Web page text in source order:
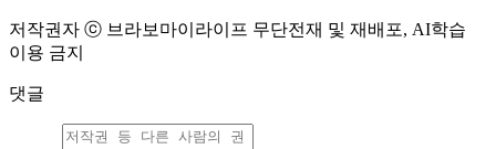
저작권자 ⓒ 브라보마이라이프 무단전재 및 재배포, AI학습
이용 금지
댓글